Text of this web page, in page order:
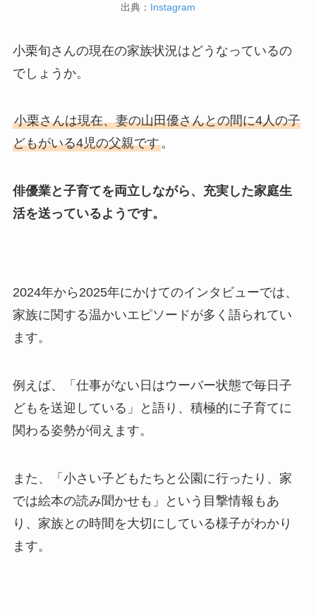
出典： Instagram
小栗旬さんの現在の家族状況はどうなっているの
でしょうか。
小栗さんは現在、妻の山田優さんとの間に4人の子
どもがいる4児の父親です。
俳優業と子育てを両立しながら、充実した家庭生
活を送っているようです。
2024年から2025年にかけてのインタビューでは、
家族に関する温かいエピソードが多く語られてい
ます。
例えば、「仕事がない日はウーバー状態で毎日子
どもを送迎している」と語り、積極的に子育てに
関わる姿勢が伺えます。
また、「小さい子どもたちと公園に行ったり、家
では絵本の読み聞かせも」という目撃情報もあ
り、家族との時間を大切にしている様子がわかり
ます。